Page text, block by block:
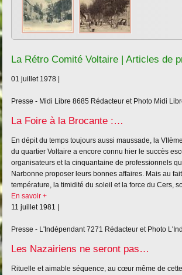
La Rétro Comité Voltaire | Articles de
01 juillet 1978 |
Presse - Midi Libre 8685 Rédacteur et Photo Midi
La Foire à la Brocante :…
En dépit du temps toujours aussi maussade, la
du quartier Voltaire a encore connu hier le succès
organisateurs et la cinquantaine de professionnels
Narbonne proposer leurs bonnes affaires. Mais au
température, la timidité du soleil et la force du Cers,
En savoir +
11 juillet 1981 |
Presse - L'Indépendant 7271 Rédacteur et Photo
Les Nazairiens ne seront pas…
Rituelle et aimable séquence, au cœur même de